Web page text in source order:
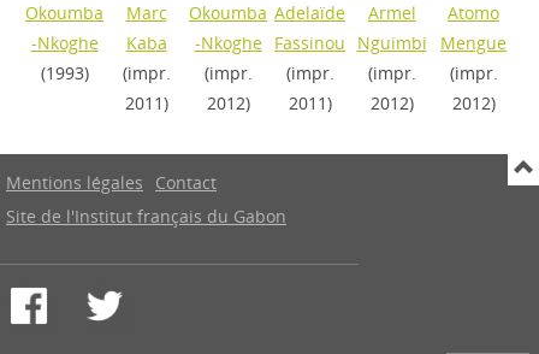
Okoumba
-Nkoghe
(1993)
Marc
Kaba
(impr.
2011)
Okoumba
-Nkoghe
(impr.
2012)
Adelaïde
Fassinou
(impr.
2011)
Armel
Nguimbi
(impr.
2012)
Atomo
Mengue
(impr.
2012)
Mentions légales
Contact
Site de l'Institut français du Gabon